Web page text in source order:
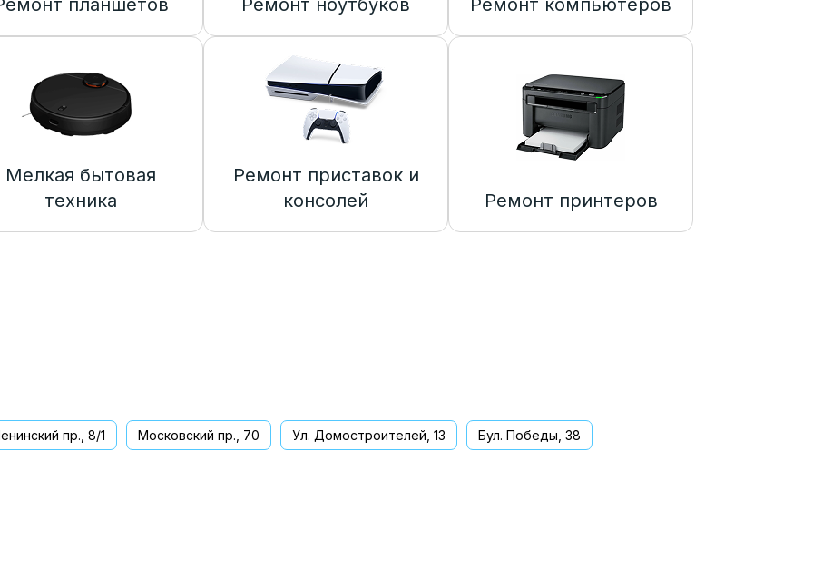
планшетов Ремонт ноутбуков Ремонт компьютеров
Мелкая бытовая
техника
Ремонт приставок и
консолей
Ремонт принтеров
пр., 8/1 Московский пр., 70 Ул. Домостроителей, 13 Бул. Победы, 38